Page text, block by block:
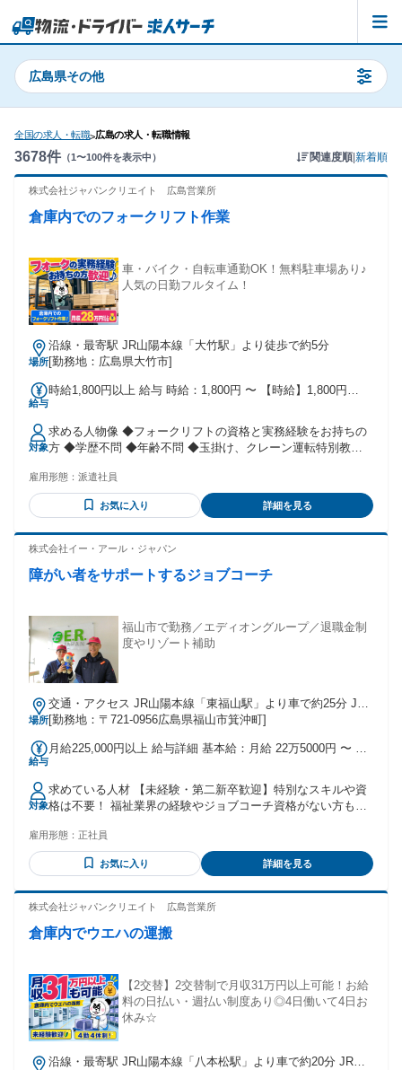
広島県その他
全国の求人・転職>広島の求人・転職情報
3678件 （1〜100件を表示中） 関連度順 新着順
株式会社ジャパンクリエイト 広島営業所
倉庫内でのフォークリフト作業
車・バイク・自転車通勤OK！無料駐車場あり♪
人気の日勤フルタイム！
場所
沿線・最寄駅 JR山陽本線「大竹駅」より徒歩で約5分
[勤務地：広島県大竹市]
給与
時給1,800円以上 給与 時給：1,800円 〜 【時給】1,800円
万円を含む） ※交通費上限40,000円/月まで支給 ・公共交通
機関の場合は1ヶ月分の定期代支給 ・車・バイクの場合は
1km10円として通勤距離により支給 試用期間 試用期間：あり
期間：2週間 時給：1,800円 〜
対象
求める人物像 ◆フォークリフトの資格と実務経験をお持ちの
方 ◆学歴不問 ◆年齢不問 ◆玉掛け、クレーン運転特別教育
雇用形態： 派遣社員
お気に入り 詳細を見る
株式会社イー・アール・ジャパン
障がい者をサポートするジョブコーチ
福山市で勤務／エディオングループ／退職金制
度やリゾート補助
場所
交通・アクセス JR山陽本線「東福山駅」より車で約25分 JR
各線・新幹線「福山駅」より車で約20分 JR「福山駅」南口よ
下車後、徒歩15分※バスは本数が少ないのでご注意くださ
[勤務地：〒721-0956広島県福山市箕沖町]
給与
月給225,000円以上 給与詳細 基本給：月給 22万5000円 〜 固
皆勤・家族手当金額：なし 全員に一律で支払われるその他手
当金額：なし ※残業代は別途全額支給 昇給：年1回（5月）
賞与：年2回（6・12月） ＜諸手当＞ 時間外勤務手当 通勤手
当支給(規定による) 資格手当 役職手当（1万円～）
対象
求めている人材 【未経験・第二新卒歓迎】特別なスキルや資
格は不要！ 福祉業界の経験やジョブコーチ資格がない方も、
視の採用です。 必須要件： 普通自動車運転免許（AT限定可）
高卒以上 求める人物像： ・人と関わることが好きで、誰かの
サポートに喜びを感じる方 ・物事を仕組み化し、個人の適性
験がある方 ・障がい者支援経験者も、未経験者も活躍してい
お持ちの方は活かせますが、入社後の取得でも全く問題あり
雇用形態： 正社員
お気に入り 詳細を見る
株式会社ジャパンクリエイト 広島営業所
倉庫内でウエハの運搬
【2交替】2交替制で月収31万円以上可能！お給
料の日払い・週払い制度あり◎4日働いて4日お
休み☆
沿線・最寄駅 JR山陽本線「八本松駅」より車で約20分 JR山